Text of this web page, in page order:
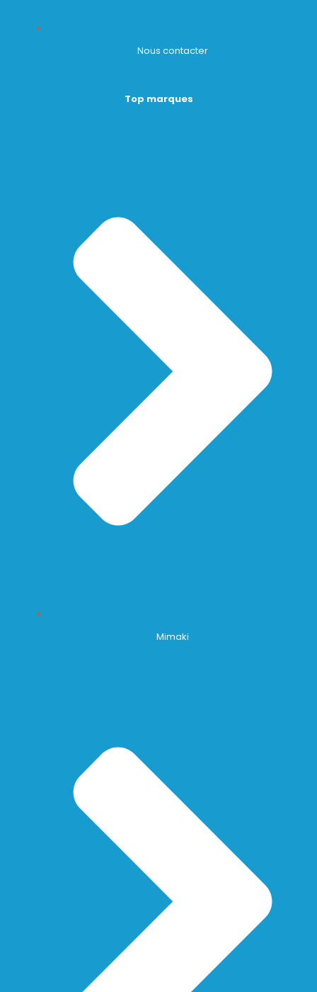
Nous contacter
Top marques
Mimaki